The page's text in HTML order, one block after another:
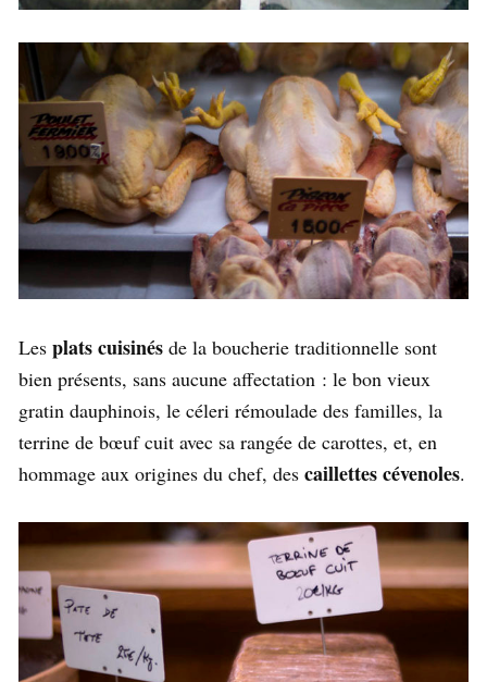
Les plats cuisinés de la boucherie traditionnelle sont
bien présents, sans aucune affectation : le bon vieux
gratin dauphinois, le céleri rémoulade des familles, la
terrine de bœuf cuit avec sa rangée de carottes, et, en
hommage aux origines du chef, des caillettes cévenoles.